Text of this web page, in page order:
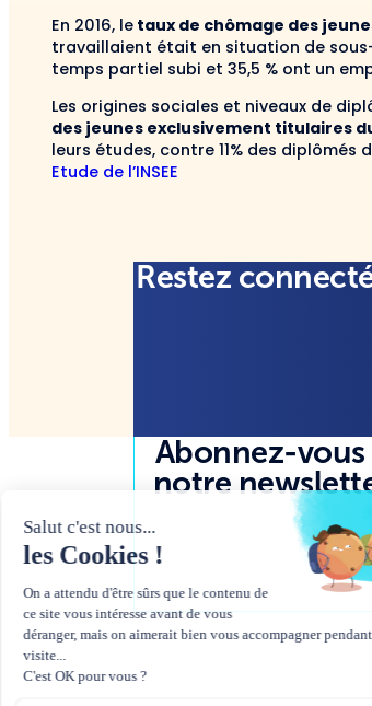
En 2016, le taux de chômage des
travaillaient était en situation de sous-
temps partiel subi et 35,5 % ont un
Les origines sociales et niveaux de
des jeunes exclusivement titulaires
leurs études, contre 11% des diplômés
Etude de l’INSEE
Restez
Abonnez-vous
notre